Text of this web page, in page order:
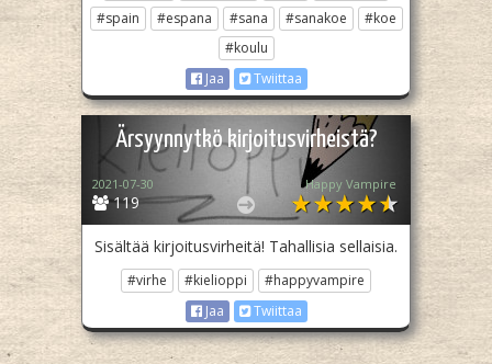
#spain
#espana #sana #sanakoe
#koe
#koulu
Jaa
Twiittaa
Ärsyynnytkö kirjoitusvirheistä?
119
2021-07-30 Happy Vampire
Sisältää kirjoitusvirheitä! Tahallisia sellaisia.
#virhe #kielioppi
#happyvampire
Jaa
Twiittaa